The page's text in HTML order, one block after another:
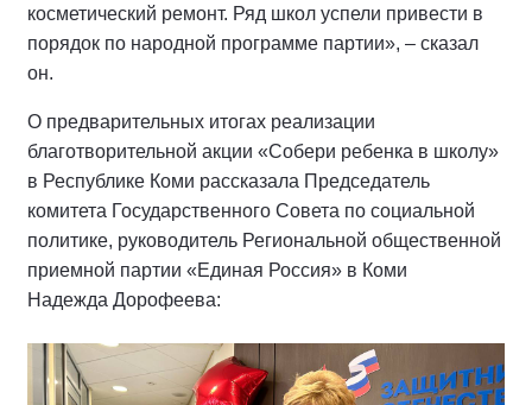
косметический ремонт. Ряд школ успели привести в
порядок по народной программе партии», – сказал
он.
О предварительных итогах реализации
благотворительной акции «Собери ребенка в школу»
в Республике Коми рассказала Председатель
комитета Государственного Совета по социальной
политике, руководитель Региональной общественной
приемной партии «Единая Россия» в Коми
Надежда Дорофеева: